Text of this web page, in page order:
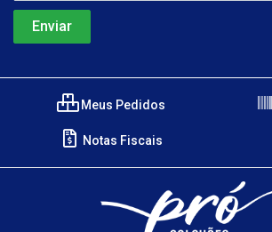
Meus Pedidos
Notas Fiscais